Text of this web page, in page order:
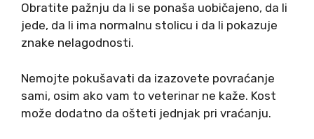
Obratite pažnju da li se ponaša uobičajeno, da li
jede, da li ima normalnu stolicu i da li pokazuje
znake nelagodnosti.
Nemojte pokušavati da izazovete povraćanje
sami, osim ako vam to veterinar ne kaže. Kost
može dodatno da ošteti jednjak pri vraćanju.